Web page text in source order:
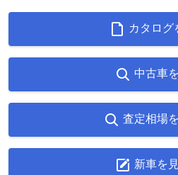
カタログ
中古車
査定相場
新車を